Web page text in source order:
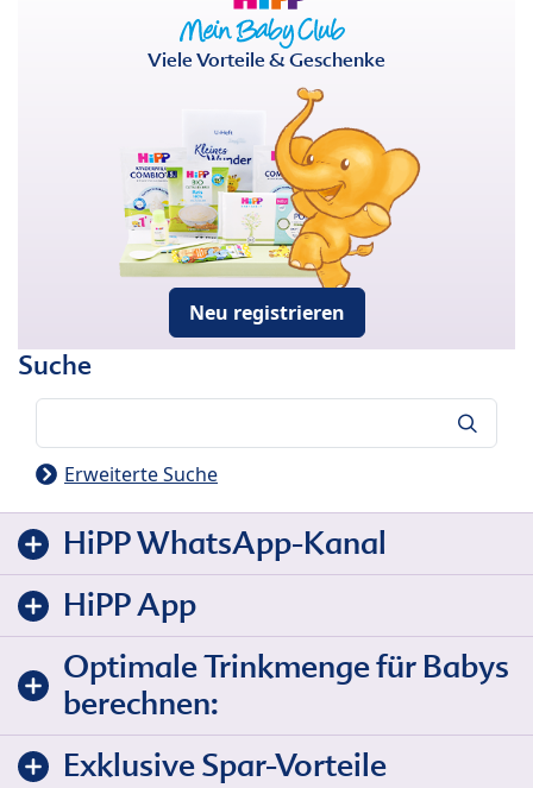
Viele Vorteile & Geschenke
Neu registrieren
Suche
Erweiterte Suche
HiPP WhatsApp-Kanal
HiPP App
Optimale Trinkmenge für Babys
berechnen:
Exklusive Spar-Vorteile